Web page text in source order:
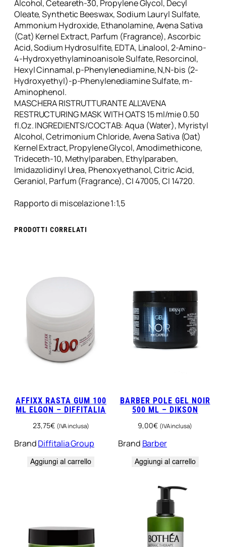
Alcohol, Ceteareth-30, Propylene Glycol, Decyl
Oleate, Synthetic Beeswax, Sodium Lauryl Sulfate,
Ammonium Hydroxide, Ethanolamine, Avena Sativa
(Cat) Kernel Extract, Parfum (Fragrance), Ascorbic
Acid, Sodium Hydrosulfite, EDTA, Linalool, 2-Amino-
4-Hydroxyethylaminoanisole Sulfate, Resorcinol,
Hexyl Cinnamal, p-Phenylenediamine, N,N-bis (2-
Hydroxyethyl)-p-Phenylenediamine Sulfate, m-
Aminophenol.
MASCHERA RISTRUTTURANTE ALL’AVENA
RESTRUCTURING MASK WITH OATS 15 ml/mie 0.50
fl.Oz. INGREDIENTS/COCTAB: Aqua (Water), Myristyl
Alcohol, Cetrimonium Chloride, Avena Sativa (Oat)
Kernel Extract, Propylene Glycol, Amodimethicone,
Trideceth-10, Methylparaben, Ethylparaben,
Imidazolidinyl Urea, Phenoxyethanol, Citric Acid,
Geraniol, Parfum (Fragrance), CI 47005, CI 14720.
Rapporto di miscelazione 1:1,5
PRODOTTI CORRELATI
AFFIXX RASTA GUM 100
ML ELGON – DIFFITALIA
23,75€ (IVA inclusa)
BrandDiffitalia Group
Aggiungi al carrello
BARBER POLE GEL NOIR
500 ML – DIKSON
9,00€ (IVA inclusa)
Brand Barber
Aggiungi al carrello